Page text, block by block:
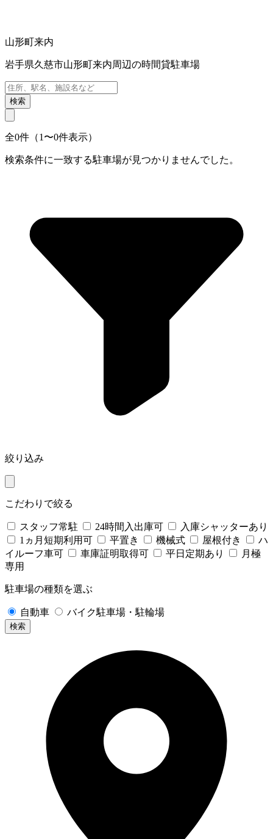
山形町来内
岩手県久慈市山形町来内周辺の時間貸駐車場
検索
全0件（1〜0件表示）
検索条件に一致する駐車場が見つかりませんでした。
絞り込み
こだわりで絞る
スタッフ常駐 24時間入出庫可
入庫シャッターあり
1ヵ月短期利用可
平置き 機械式 屋根付き
ハ
イルーフ車可
車庫証明取得可 平日定期あり
月極
専用
駐車場の種類を選ぶ
自動車 バイク駐車場・駐輪場
検索